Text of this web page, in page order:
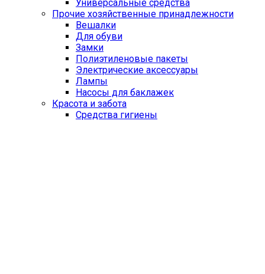
Универсальные средства
Прочие хозяйственные принадлежности
Вешалки
Для обуви
Замки
Полиэтиленовые пакеты
Электрические аксессуары
Лампы
Насосы для баклажек
Красота и забота
Средства гигиены